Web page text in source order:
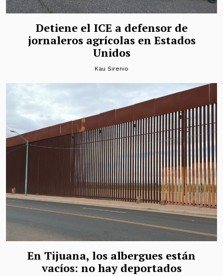
Detiene el ICE a defensor de
jornaleros agrícolas en Estados
Unidos
Kau Sirenio
En Tijuana, los albergues están
vacíos: no hay deportados